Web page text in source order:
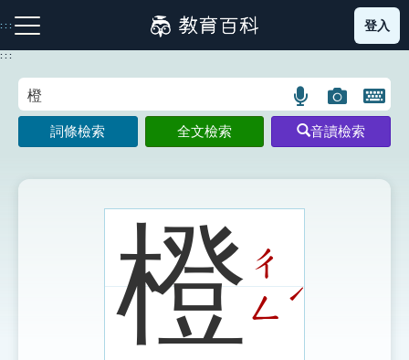
到
主
:::
注音索引圖示 筆畫索引圖示 部首索引表圖示
登入
:::
語
言
搜
示
圖
片
搜
開
鍵
圖
詞條檢索 全文檢索 音讀檢索
橙ㄔ
ㄥˊ